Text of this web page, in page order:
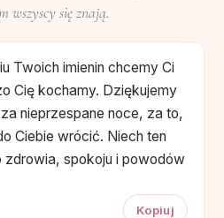
wszyscy się znają.
Twoich imienin chcemy Ci
Cię kochamy. Dziękujemy
nieprzespane noce, za to,
Ciebie wrócić. Niech ten
zdrowia, spokoju i powodów
Kopiuj